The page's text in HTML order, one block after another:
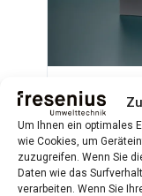
Um Ihnen ein optimales
wie Cookies, um
zuzugreifen. Wenn Sie
Daten wie das
verarbeiten. Wenn Sie
BioBasic
Plug-and-
CH₄, CO₂,
Mehr